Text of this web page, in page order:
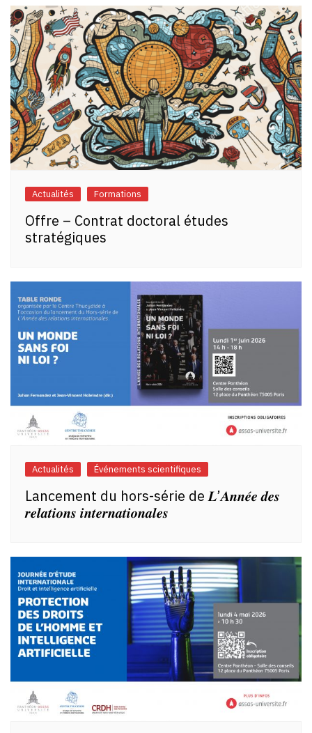
l’article
Actualités Formations
Offre – Contrat doctoral études
stratégiques
Actualités Événements scientifiques
Lancement du hors-série de 𝑳’𝑨𝒏𝒏𝒆́𝒆 𝒅𝒆𝒔
𝒓𝒆𝒍𝒂𝒕𝒊𝒐𝒏𝒔 𝒊𝒏𝒕𝒆𝒓𝒏𝒂𝒕𝒊𝒐𝒏𝒂𝒍𝒆𝒔